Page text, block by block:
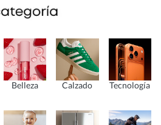
Belleza Calzado Tecnología